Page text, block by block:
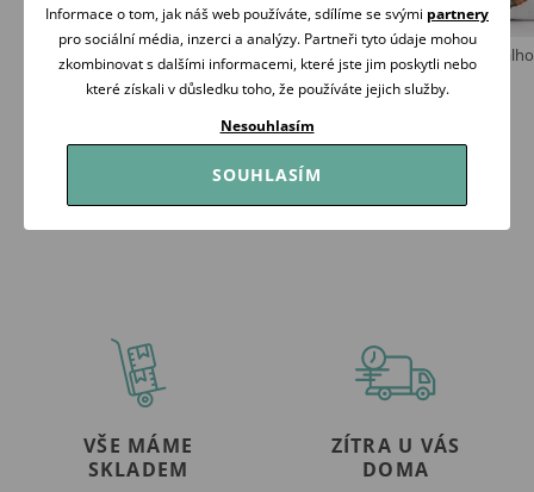
Kikko Svrchní PUL kalhotky XKKO One Size
WATERCOLOUR POLKA DOTS
Kikko Svrchní PUL
BEAR FAMILY
265 Kč
VŠE MÁME
SKLADEM
ZÍTRA U VÁS
DOMA
Informace o tom, jak náš web používáte, sdílíme se svými partnery
pro sociální média, inzerci a analýzy. Partneři tyto údaje mohou
zkombinovat s dalšími informacemi, které jste jim poskytli nebo
které získali v důsledku toho, že používáte jejich služby.
Nesouhlasím
SOUHLASÍM